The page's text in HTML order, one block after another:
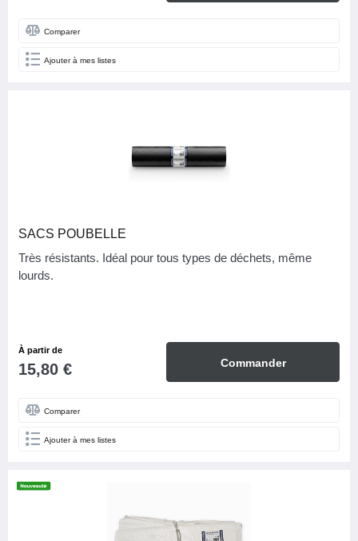
Comparer
Ajouter à mes listes
SACS POUBELLE
Très résistants. Idéal pour tous types de déchets, même
lourds.
À partir de
15,80 € Commander
Comparer
Ajouter à mes listes